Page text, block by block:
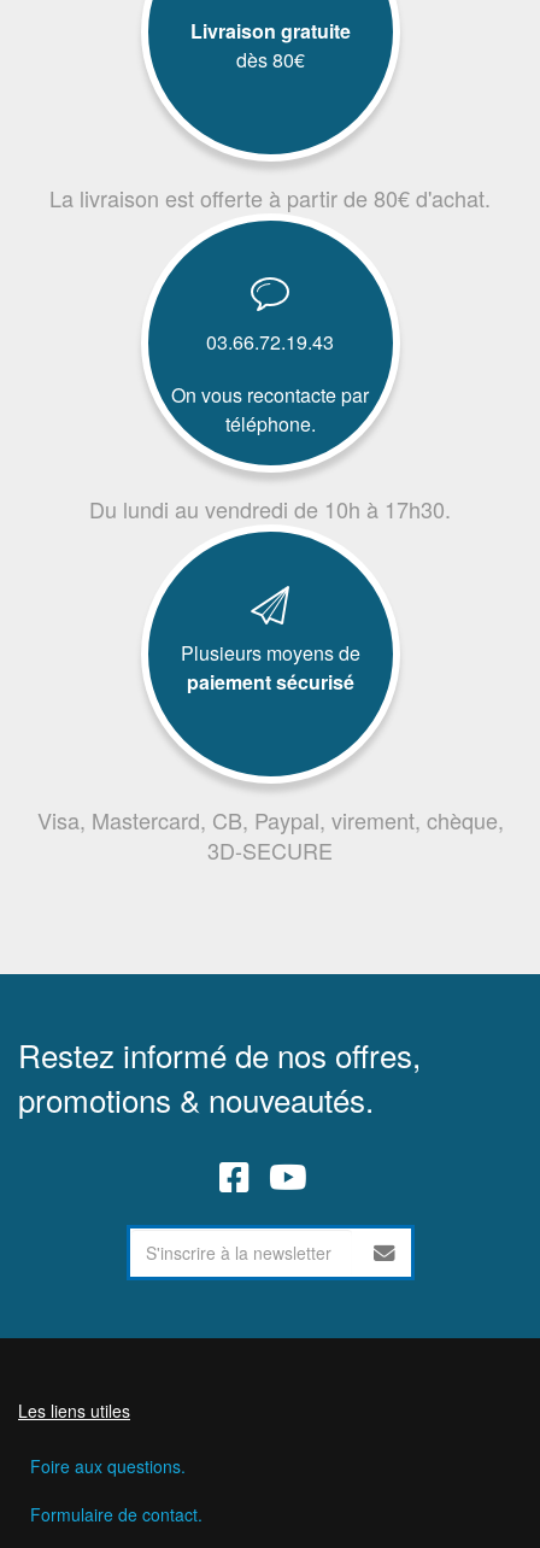
Livraison gratuite
dès 80€
La livraison est offerte à partir de 80€ d'achat.
03.66.72.19.43
On vous recontacte par
téléphone.
Du lundi au vendredi de 10h à 17h30.
Plusieurs moyens de
paiement sécurisé
Visa, Mastercard, CB, Paypal, virement, chèque,
3D-SECURE
Restez informé de nos offres,
promotions & nouveautés.
Les liens utiles
Foire aux questions.
Formulaire de contact.